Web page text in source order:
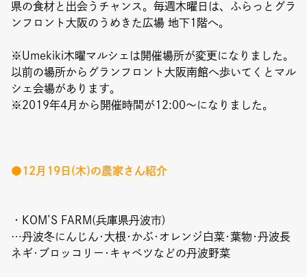
Column
Paper
Event
Copyright (C) GRAND FRONT OSAKA. All Rights Reserved
県の食材と出会うチャンス。毎週木曜日は、ふらっとグラ
ンフロント大阪のうめきた広場 地下1階へ。
※Umekiki木曜マルシェは開催場所が変更になりました。
以前の場所からグランフロント大阪南館へ歩いてくとマル
シェ会場があります。
※2019年4月から開催時間が12:00〜になりました。
●12月19日(木)の農家さん紹介
・KOM’S FARM(兵庫県丹波市)
…丹波冬にんじん･大根･かぶ･オレンジ白菜･葉物･丹波長
ネギ･ブロッコリー･キャベツなどの丹波野菜